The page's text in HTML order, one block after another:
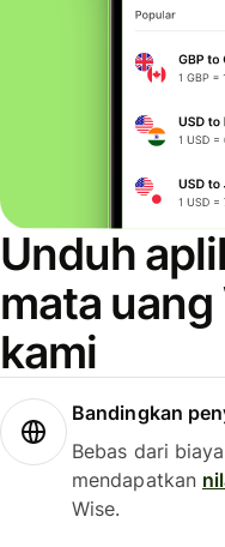
Unduh
mata
kami
Bandingkan
Bebas dari
mendapatkan
Wise.